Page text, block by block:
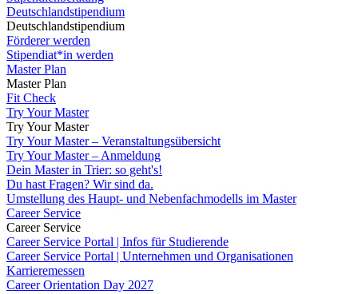
Deutschlandstipendium
Deutschlandstipendium
Förderer werden
Stipendiat*in werden
Master Plan
Master Plan
Fit Check
Try Your Master
Try Your Master
Try Your Master – Veranstaltungsübersicht
Try Your Master – Anmeldung
Dein Master in Trier: so geht's!
Du hast Fragen? Wir sind da.
Umstellung des Haupt- und Nebenfachmodells im Master
Career Service
Career Service
Career Service Portal | Infos für Studierende
Career Service Portal | Unternehmen und Organisationen
Karrieremessen
Career Orientation Day 2027